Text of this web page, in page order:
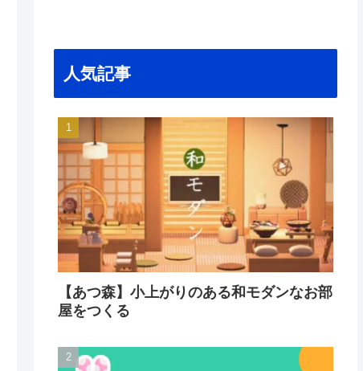
人気記事
【あつ森】小上がりのある和モダンなお部
屋をつくる